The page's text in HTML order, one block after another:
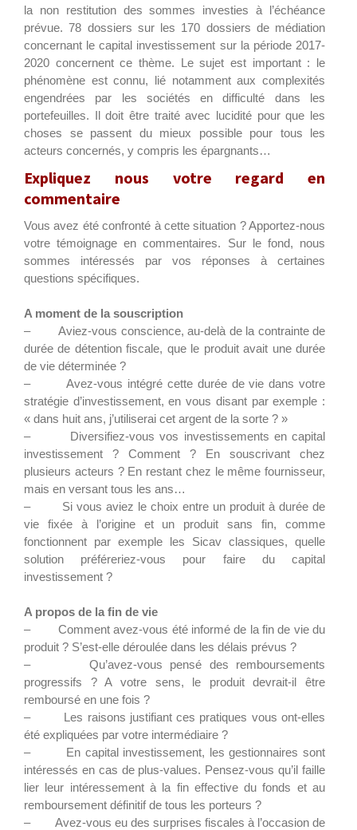
la non restitution des sommes investies à l’échéance
prévue. 78 dossiers sur les 170 dossiers de médiation
concernant le capital investissement sur la période 2017-
2020 concernent ce thème. Le sujet est important : le
phénomène est connu, lié notamment aux complexités
engendrées par les sociétés en difficulté dans les
portefeuilles. Il doit être traité avec lucidité pour que les
choses se passent du mieux possible pour tous les
acteurs concernés, y compris les épargnants…
Expliquez nous votre regard en
commentaire
Vous avez été confronté à cette situation ? Apportez-nous
votre témoignage en commentaires. Sur le fond, nous
sommes intéressés par vos réponses à certaines
questions spécifiques.
A moment de la souscription
– Aviez-vous conscience, au-delà de la contrainte de
durée de détention fiscale, que le produit avait une durée
de vie déterminée ?
– Avez-vous intégré cette durée de vie dans votre
stratégie d’investissement, en vous disant par exemple :
« dans huit ans, j’utiliserai cet argent de la sorte ? »
– Diversifiez-vous vos investissements en capital
investissement ? Comment ? En souscrivant chez
plusieurs acteurs ? En restant chez le même fournisseur,
mais en versant tous les ans…
– Si vous aviez le choix entre un produit à durée de
vie fixée à l’origine et un produit sans fin, comme
fonctionnent par exemple les Sicav classiques, quelle
solution préféreriez-vous pour faire du capital
investissement ?
A propos de la fin de vie
– Comment avez-vous été informé de la fin de vie du
produit ? S’est-elle déroulée dans les délais prévus ?
– Qu’avez-vous pensé des remboursements
progressifs ? A votre sens, le produit devrait-il être
remboursé en une fois ?
– Les raisons justifiant ces pratiques vous ont-elles
été expliquées par votre intermédiaire ?
– En capital investissement, les gestionnaires sont
intéressés en cas de plus-values. Pensez-vous qu’il faille
lier leur intéressement à la fin effective du fonds et au
remboursement définitif de tous les porteurs ?
– Avez-vous eu des surprises fiscales à l’occasion de